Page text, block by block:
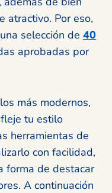
atractivo. Por eso,
selección de 40
aprobadas por
más modernos,
tu estilo
herramientas de
con facilidad,
forma de destacar
A continuación